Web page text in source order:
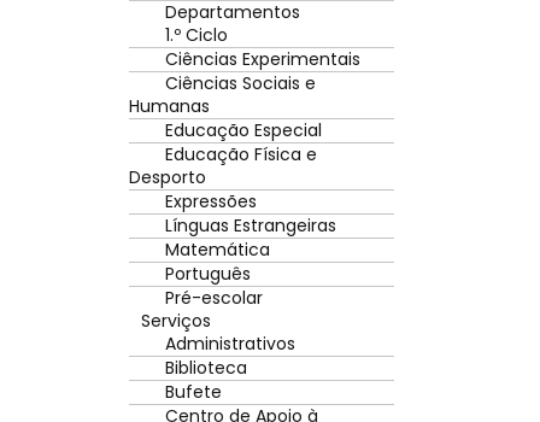
Departamentos
1.º Ciclo
Ciências Experimentais
Ciências Sociais e
Humanas
Educação Especial
Educação Física e
Desporto
Expressões
Línguas Estrangeiras
Matemática
Português
Pré-escolar
Serviços
Administrativos
Biblioteca
Bufete
Centro de Apoio à